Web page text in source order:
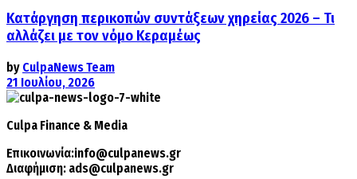
Κατάργηση περικοπών συντάξεων χηρείας 2026 – Τι
αλλάζει με τον νόμο Κεραμέως
by CulpaNews Team
21 Ιουλίου, 2026
Culpa Finance & Media
Επικοινωνία:info@culpanews.gr
Διαφήμιση: ads@culpanews.gr